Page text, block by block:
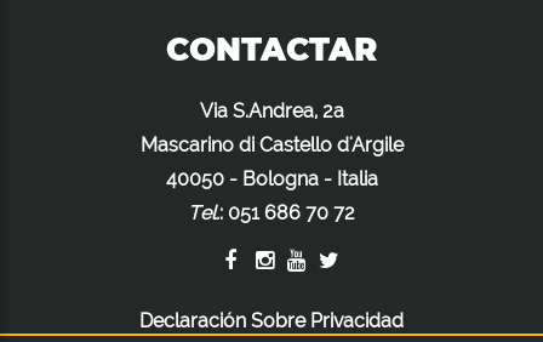
CONTACTAR
Via S.Andrea, 2a
Mascarino di Castello d'Argile
40050 - Bologna - Italia
Tel.: 051 686 70 72
Declaración Sobre Privacidad